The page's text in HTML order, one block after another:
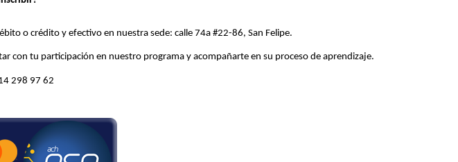
o créditoy efectivoen nuestra sede: calle 74a#22-86, San Felipe.
con tu participación en nuestro programa y acompañarteen su proceso de aprendizaje.
298 97 62